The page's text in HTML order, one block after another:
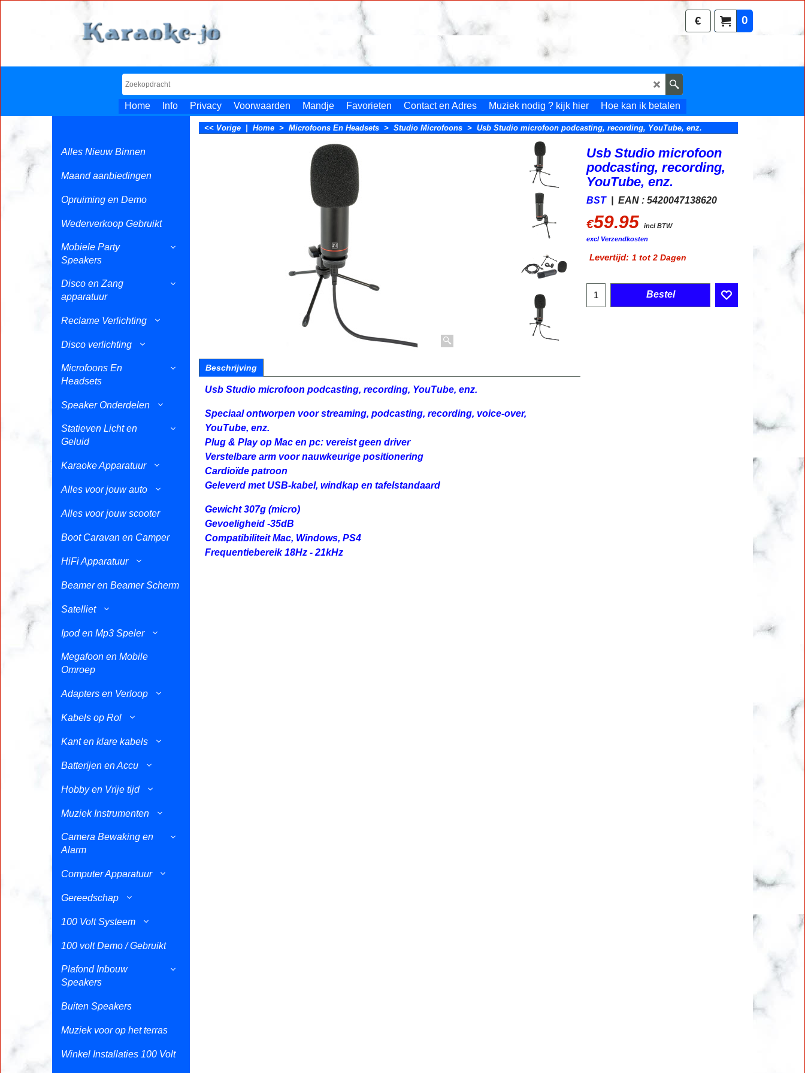
0
€
Home Info Privacy Voorwaarden Mandje Favorieten Contact en Adres Muziek nodig ? kijk hier Hoe kan ik betalen
Alles Nieuw Binnen
Maand aanbiedingen
Opruiming en Demo
Wederverkoop Gebruikt
Mobiele Party
Speakers
Disco en Zang
apparatuur
Reclame Verlichting
Disco verlichting
Microfoons En
Headsets
Speaker Onderdelen
Statieven Licht en
Geluid
Karaoke Apparatuur
Alles voor jouw auto
Alles voor jouw scooter
Boot Caravan en Camper
HiFi Apparatuur
Beamer en Beamer Scherm
Satelliet
Ipod en Mp3 Speler
Megafoon en Mobile
Omroep
Adapters en Verloop
Kabels op Rol
Kant en klare kabels
Batterijen en Accu
Hobby en Vrije tijd
Muziek Instrumenten
Camera Bewaking en
Alarm
Computer Apparatuur
Gereedschap
100 Volt Systeem
100 volt Demo / Gebruikt
Plafond Inbouw
Speakers
Buiten Speakers
Muziek voor op het terras
Winkel Installaties 100 Volt
<< Vorige Home > Microfoons En Headsets > Studio Microfoons > Usb Studio microfoon podcasting, recording, YouTube, enz.
Usb Studio microfoon
podcasting, recording,
YouTube, enz.
BST EAN : 5420047138620
€59.95
incl BTW
excl Verzendkosten
Levertijd: 1 tot 2 Dagen
Bestel
Beschrijving
Usb Studio microfoon podcasting, recording, YouTube, enz.
Speciaal ontworpen voor streaming, podcasting, recording, voice-over,
YouTube, enz.
Plug & Play op Mac en pc: vereist geen driver
Verstelbare arm voor nauwkeurige positionering
Cardioïde patroon
Geleverd met USB-kabel, windkap en tafelstandaard
Gewicht 307g (micro)
Gevoeligheid -35dB
Compatibiliteit Mac, Windows, PS4
Frequentiebereik 18Hz - 21kHz